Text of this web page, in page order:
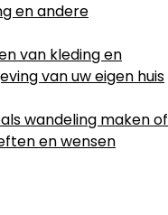
en andere
van kleding en
van uw eigen huis
wandeling maken of
en wensen